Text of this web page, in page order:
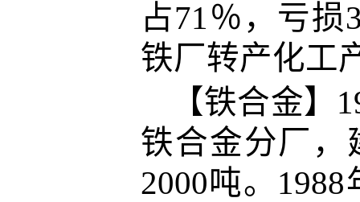
占71％，亏损
铁厂转产化工
【铁合金】
铁合金分厂，
2000吨。